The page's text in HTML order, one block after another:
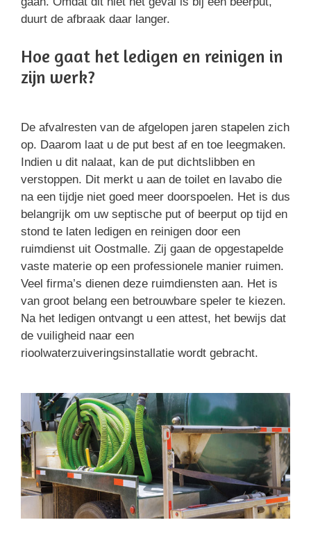
duurt de afbraak daar langer.
Hoe gaat het ledigen en reinigen in
zijn werk?
De afvalresten van de afgelopen jaren stapelen zich
op. Daarom laat u de put best af en toe leegmaken.
Indien u dit nalaat, kan de put dichtslibben en
verstoppen. Dit merkt u aan de toilet en lavabo die
na een tijdje niet goed meer doorspoelen. Het is dus
belangrijk om uw septische put of beerput op tijd en
stond te laten ledigen en reinigen door een
ruimdienst uit Oostmalle. Zij gaan de opgestapelde
vaste materie op een professionele manier ruimen.
Veel firma’s dienen deze ruimdiensten aan. Het is
van groot belang een betrouwbare speler te kiezen.
Na het ledigen ontvangt u een attest, het bewijs dat
de vuiligheid naar een
rioolwaterzuiveringsinstallatie wordt gebracht.